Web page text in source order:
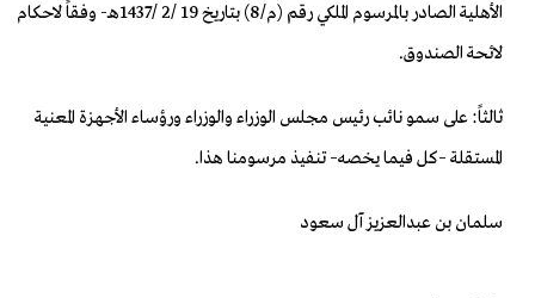
الأهلية الصادر بالمرسوم الملكي رقم (م/8) بتاريخ 19 /2 /1437هـ- وفقاً لاحكام
لائحة الصندوق.
ثالثاً: على سمو نائب رئيس مجلس الوزراء والوزراء ورؤساء الأجهزة المعنية
المستقلة –كل فيما يخصه– تنفيذ مرسومنا هذا.
سلمان بن عبدالعزيز آل سعود